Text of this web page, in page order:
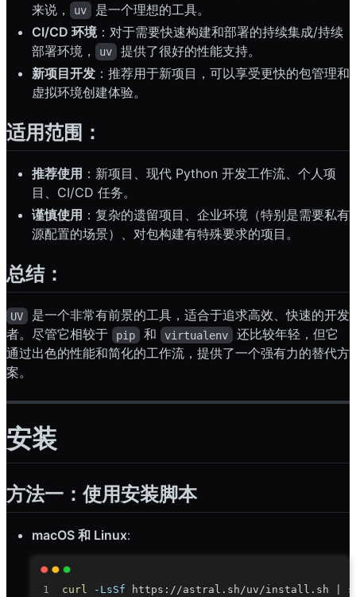
来说，
uv 是一个理想的工具。
CI/CD 环境：对于需要快速构建和部署的持续集成/持续
部署环境，
uv 提供了很好的性能支持。
新项目开发 ：推荐用于新项目，可以享受更快的包管理和
虚拟环境创建体验。
适用范围：
推荐使用 ：新项目、现代 Python 开发工作流、个人项
目、CI/CD 任务。
谨慎使用 ：复杂的遗留项目、企业环境（特别是需要私有
源配置的场景）、对包构建有特殊要求的项目。
总结：
UV 是一个非常有前景的工具，适合于追求高效、快速的开发
者。尽管它相较于
pip 和 virtualenv 还比较年轻，但它
通过出色的性能和简化的工作流，提供了一个强有力的替代方
案。
安装
方法一：使用安装脚本
macOS 和 Linux:
curl -LsSf https://astral.sh/uv/install.sh